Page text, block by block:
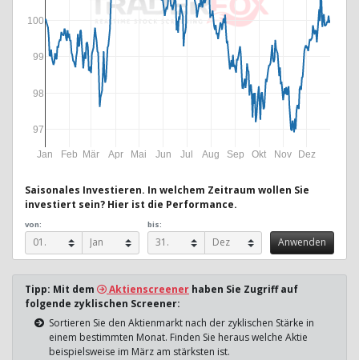
Jan Feb Mär Apr Mai Jun Jul Aug Sep Okt Nov Dez
97
98
99
100
Saisonales Investieren. In welchem Zeitraum wollen Sie
investiert sein? Hier ist die Performance.
von: bis:
Tipp: Mit dem Aktienscreener haben Sie Zugriff auf
folgende zyklischen Screener:
Sortieren Sie den Aktienmarkt nach der zyklischen Stärke in
einem bestimmten Monat. Finden Sie heraus welche Aktie
beispielsweise im März am stärksten ist.